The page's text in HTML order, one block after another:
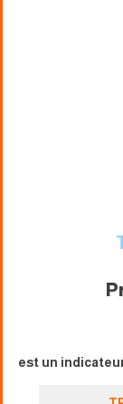
est un